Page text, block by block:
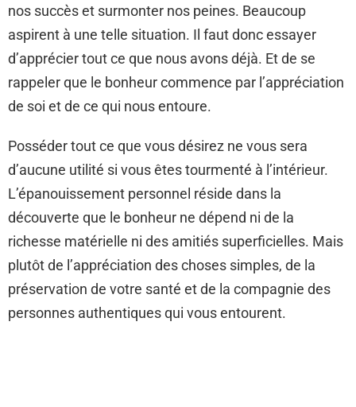
nos succès et surmonter nos peines. Beaucoup
aspirent à une telle situation. Il faut donc essayer
d’apprécier tout ce que nous avons déjà. Et de se
rappeler que le bonheur commence par l’appréciation
de soi et de ce qui nous entoure.
Posséder tout ce que vous désirez ne vous sera
d’aucune utilité si vous êtes tourmenté à l’intérieur.
L’épanouissement personnel réside dans la
découverte que le bonheur ne dépend ni de la
richesse matérielle ni des amitiés superficielles. Mais
plutôt de l’appréciation des choses simples, de la
préservation de votre santé et de la compagnie des
personnes authentiques qui vous entourent.